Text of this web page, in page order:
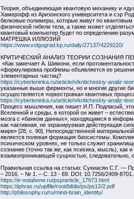
Теория, объединяющая квантовую механику и
Хамерофф из Аризонского университета и сэр
белковые полимеры, которые живут по
физической гибели тела, а также может
квантовый компьютер будет по определению
МАТРЕШКА ИЛЛЮЗИЙ
https://www.volgograd.kp.ru/daily/27137/4229220/
КРИТИЧЕСКИЙ АНАЛИЗ ТЕОРИИ СОЗНАНИЯ
«Как замечает А. Шимони, если
«формулировка проблемы объявляется ее
элементарных частиц?
https://cyberleninka.ru/article/n/kriticheskiy-analiz-
указанные выше ферменты, но и многие другие
осуществляется «оркестровка» квантовых
https://cyberleninka.ru/article/n/kriticheskiy-analiz-
Процесс мышления, как пишет И.П. Подласый,
Вселенной и среды, в которой он живет –
мозга с «банком данных», находящимся в
как «активная, не экранируемая действующая
мире» [28, с. 90]. Непосредственной
является полевая формация биосистемы.
психическом уровнях, не только служит
сознание (точно так же, как психика, мысль), как
взаимопроникающей сущностью, следовательно,
Правильная ссылка на статью: Сукиасян С.Г. —
– 2016. – № 1. – С. 13 - 69. DOI: 10.7256/2409-
https://e-notabene.ru/psp/article_17673.html
https://iphras.ru/uplfile/root/biblio/ps/ps12/2.pdf
http://philosophy.ru/ru/mind-brain_identity/